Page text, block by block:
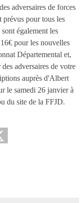
adversaires de forces
prévus pour tous les
également les
pour les nouvelles
Départemental et,
adversaires de votre
auprès d'Albert
le samedi 26 janvier à
du site de la FFJD.